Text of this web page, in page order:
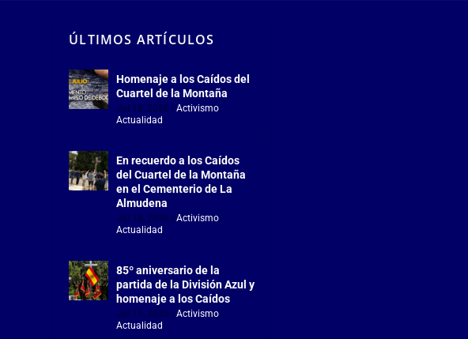
ÚLTIMOS ARTÍCULOS
Homenaje a los Caídos del
Cuartel de la Montaña
Jul 18, 2026 |Activismo,
Actualidad
En recuerdo a los Caídos
del Cuartel de la Montaña
en el Cementerio de La
Almudena
Jul 18, 2026 |Activismo,
Actualidad
85º aniversario de la
partida de la División Azul y
homenaje a los Caídos
Jul 15, 2026 |Activismo,
Actualidad